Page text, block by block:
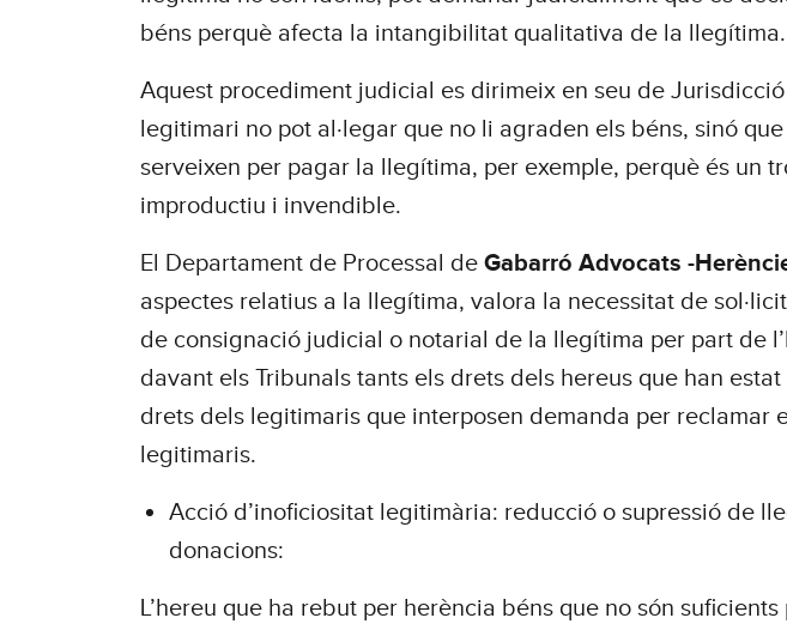
béns perquè afecta la intangibilitat qualitativa de la llegítima.
Aquest procediment judicial es dirimeix en seu de
legitimari no pot al·legar que no li agraden els béns, sinó
serveixen per pagar la llegítima, per exemple, perquè és un
improductiu i invendible.
El Departament de Processal de Gabarró Advocats -
aspectes relatius a la llegítima, valora la necessitat de
de consignació judicial o notarial de la llegítima per part de
davant els Tribunals tants els drets dels hereus que han
drets dels legitimaris que interposen demanda per reclamar
legitimaris.
Acció d’inoficiositat legitimària: reducció o supressió de
donacions:
L’hereu que ha rebut per herència béns que no són